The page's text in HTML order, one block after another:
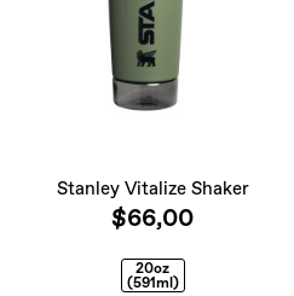
Stanley Vitalize Shaker
$66,00
20oz
(591ml)